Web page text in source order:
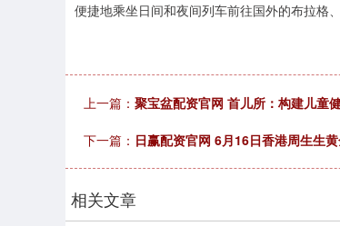
便捷地乘坐日间和夜间列车前往国外的布拉格
上一篇： 聚宝盆配资官网 首儿所：构建儿童
下一篇： 日赢配资官网 6月16日香港周生生
相关文章